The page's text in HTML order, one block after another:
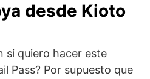
desde Kioto
si quiero hacer este
Pass? Por supuesto que